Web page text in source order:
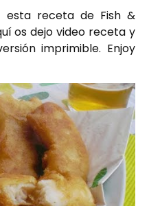
esta receta de Fish &
os dejo video receta y
imprimible. Enjoy